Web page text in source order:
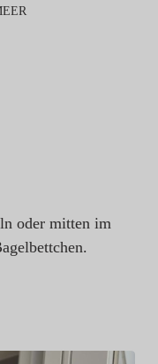
oder mitten im